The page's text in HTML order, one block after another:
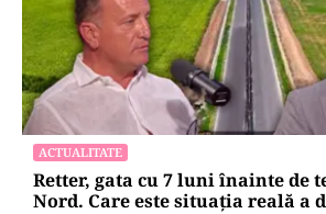
ACTUALITATE
Retter, gata cu 7 luni înainte de
Nord. Care este situația reală a